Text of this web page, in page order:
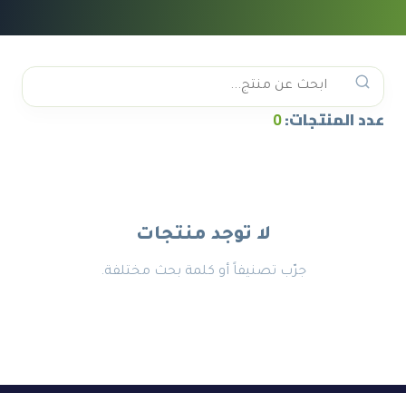
عدد المنتجات:0
لا توجد منتجات
جرّب تصنيفاً أو كلمة بحث مختلفة.